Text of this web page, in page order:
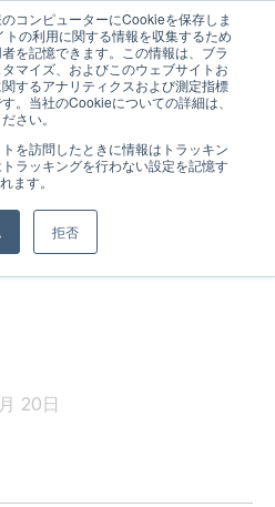
コンピューターにCookieを保存しま
の利用に関する情報を収集するため
を記憶できます。この情報は、ブラ
マイズ、およびこのウェブサイトお
するアナリティクスおよび測定指標
。当社のCookieについての詳細は、
さい。
を訪問したときに情報はトラッキン
ラッキングを行わない設定を記憶す
ます。
拒否
ススメ勉強
20日